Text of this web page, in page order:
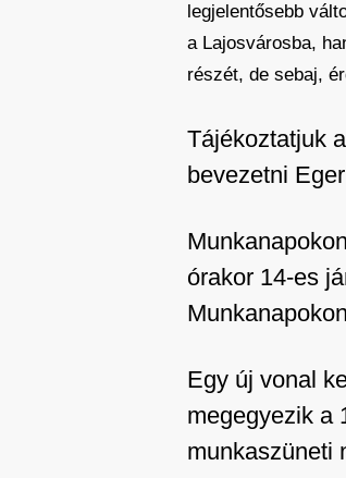
legjelentősebb
a Lajosvárosba,
részét, de sebaj,
Tájékoztatjuk
bevezetni
órakor 14-es
Egy új vonal
megegyezik a
munkaszüneti